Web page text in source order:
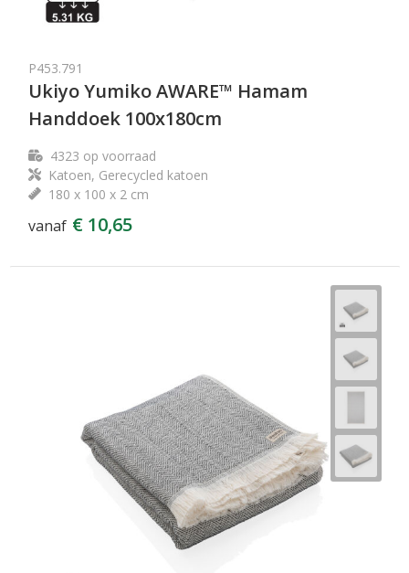
P453.791
Ukiyo Yumiko AWARE™ Hamam
Handdoek 100x180cm
4323 op voorraad
Katoen, Gerecycled katoen
180 x 100 x 2 cm
vanaf € 10,65